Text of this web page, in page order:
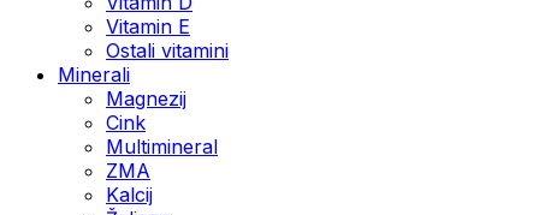
Vitamin E
Ostali vitamini
Minerali
Magnezij
Cink
Multimineral
ZMA
Kalcij